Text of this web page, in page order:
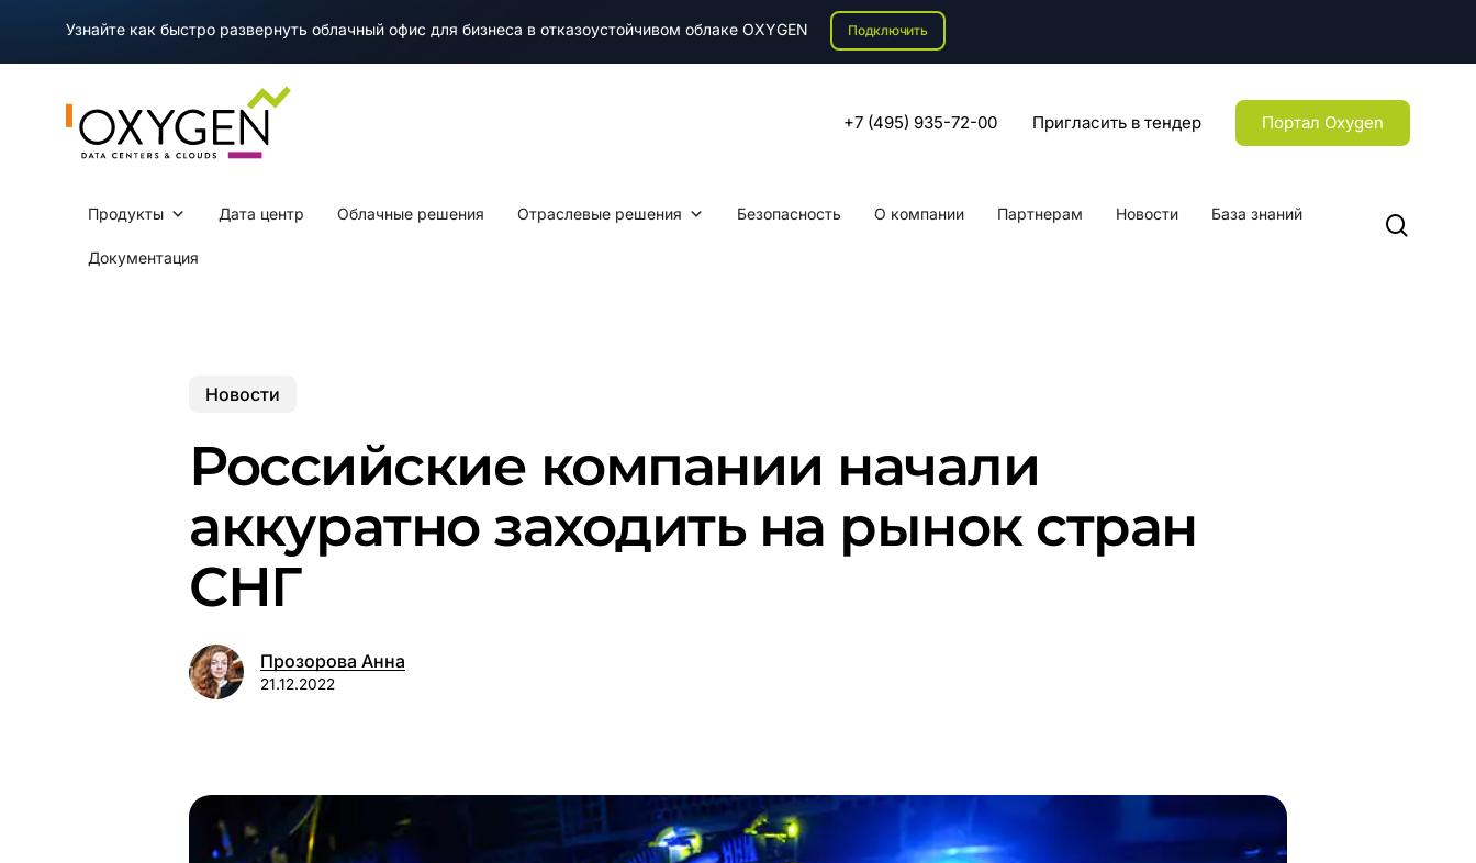
main
Узнайте как быстро развернуть облачный офис для бизнеса в отказоустойчивом облаке OXYGEN Подключить
+7 (495) 935-72-00 Пригласить в тендер Портал Oxygen
Продукты Дата центр Облачные решения Отраслевые решения Безопасность О компании Партнерам Новости База знаний
Документация
Новости
Российские компании начали
аккуратно заходить на рынок стран
СНГ
Прозорова Анна
21.12.2022